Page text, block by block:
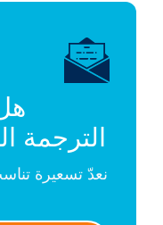
الترجمة